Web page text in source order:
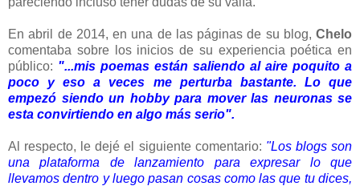
En abril de 2014, en una de las páginas de su blog, Chelo
comentaba sobre los inicios de su experiencia poética en
público: "...mis poemas están saliendo al aire poquito a
poco y eso a veces me perturba bastante. Lo que
empezó siendo un hobby para mover las neuronas se
esta convirtiendo en algo más serio".
Al respecto, le dejé el siguiente comentario: "Los blogs son
una plataforma de lanzamiento para expresar lo que
llevamos dentro y luego pasan cosas como las que tu dices,